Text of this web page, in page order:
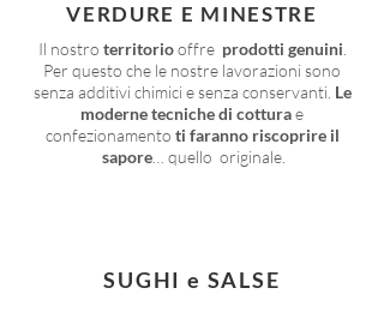
VERDURE E MINESTRE
Il nostro territoriooffre prodotti genuini
Per questo che le nostre lavorazioni sono
senza additivi chimici e senza conservanti. Le
moderne tecniche di cotturae
confezionamento ti faranno riscoprire il
sapore … quello originale.
SUGHI e SALSE